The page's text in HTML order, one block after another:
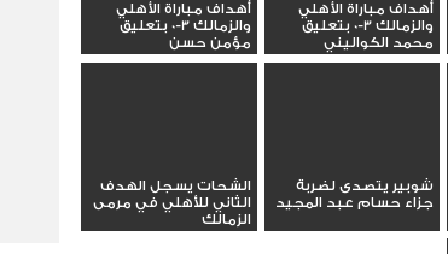
أهداف مباراة الأهلي
والزمالك 3-0 بتعليق
محمد الكواليني
أهداف مباراة الأهلي
والزمالك 3-0 بتعليق
مؤمن حسن
شوبير يتصدى لضربة
جزاء حسام عبد المجيد
الشحات يسجل الهدف
الثاني للأهلي في مرمى
الزمالك